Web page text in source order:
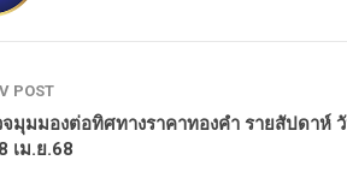
POST
จมุมมองต่อทิศทางราคาทองคำ รายสัปดาห์
เม.ย.68